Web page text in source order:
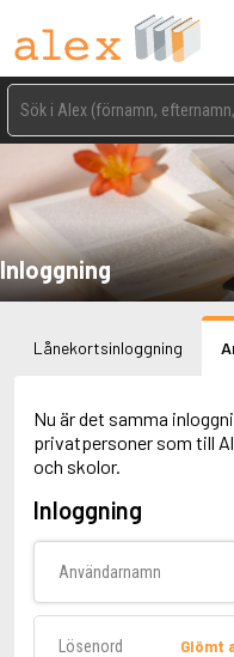
Inloggning
Lånekortsinloggning
Nu är det samma
privatpersoner som till
och skolor.
Inloggning
Glömt